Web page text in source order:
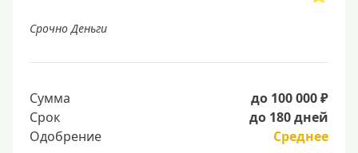
Срочно Деньги
Сумма
до 100 000 ₽
Срок
до 180 дней
Одобрение
Среднее